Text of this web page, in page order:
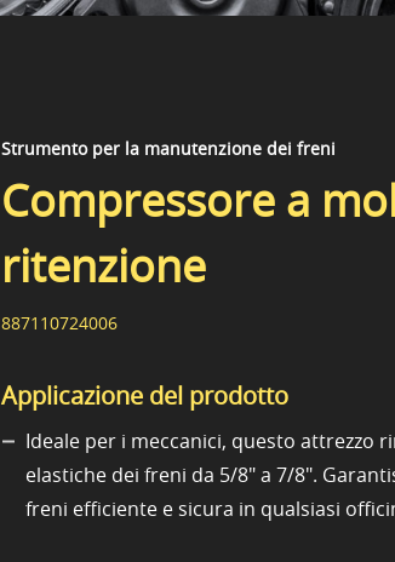
Strumento per la manutenzione dei freni
Compressore a
ritenzione
887110724006
Applicazione del prodotto
Ideale per i meccanici, questo attrezzo
elastiche dei freni da 5/8" a 7/8".
freni efficiente e sicura in qualsiasi